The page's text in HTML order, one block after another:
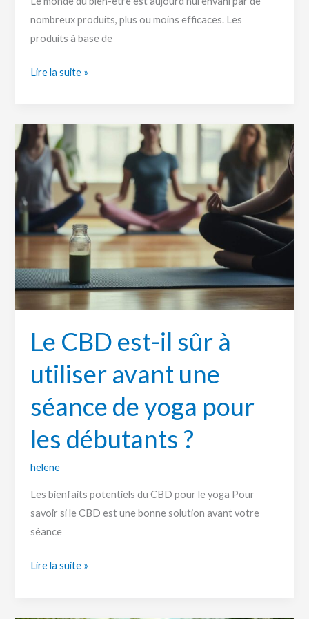
nombreux produits, plus ou moins efficaces. Les
produits à base de
Lire la suite »
Le CBD est-il sûr à
utiliser avant une
séance de yoga pour
les débutants ?
helene
Les bienfaits potentiels du CBD pour le yoga Pour
savoir si le CBD est une bonne solution avant votre
séance
Le
CBD
est-
sûr
utiliser
une
yoga
?
Lire la suite »